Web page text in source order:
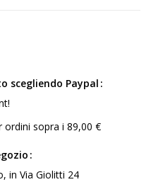
scegliendo Paypal
ordini sopra i 89,00 €
in Via Giolitti 24